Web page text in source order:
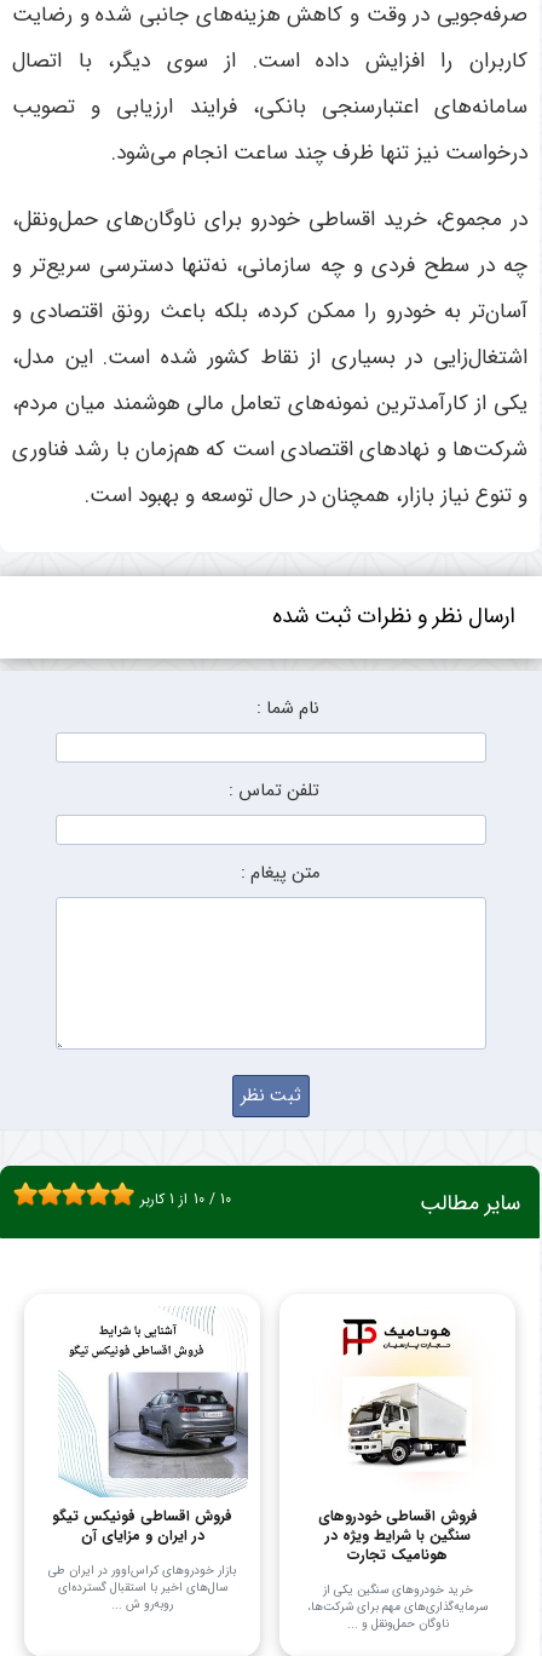
صرفه‌جویی در وقت و کاهش هزینه‌های جانبی شده و رضایت
کاربران را افزایش داده است. از سوی دیگر، با اتصال
سامانه‌های اعتبارسنجی بانکی، فرایند ارزیابی و تصویب
درخواست نیز تنها ظرف چند ساعت انجام می‌شود.
در مجموع، خرید اقساطی خودرو برای ناوگان‌های حمل‌ونقل،
چه در سطح فردی و چه سازمانی، نه‌تنها دسترسی سریع‌تر و
آسان‌تر به خودرو را ممکن کرده، بلکه باعث رونق اقتصادی و
اشتغال‌زایی در بسیاری از نقاط کشور شده است. این مدل،
یکی از کارآمدترین نمونه‌های تعامل مالی هوشمند میان مردم،
شرکت‌ها و نهادهای اقتصادی است که هم‌زمان با رشد فناوری
و تنوع نیاز بازار، همچنان در حال توسعه و بهبود است.
ارسال نظر و نظرات ثبت شده
نام شما :
تلفن تماس :
متن پیغام :
سایر مطالب 10 / 10 از 1کاربر
فروش اقساطی خودروهای
سنگین با شرایط ویژه در
هونامیک تجارت
خرید خودروهای سنگین یکی از
سرمایه‌گذاری‌های مهم برای شرکت‌ها،
ناوگان حمل‌ونقل و ...
فروش اقساطی فونیکس تیگو
در ایران و مزایای آن
بازار خودروهای کراس‌اوور در ایران طی
سال‌های اخیر با استقبال گسترده‌ای
روبه‌رو ش ...